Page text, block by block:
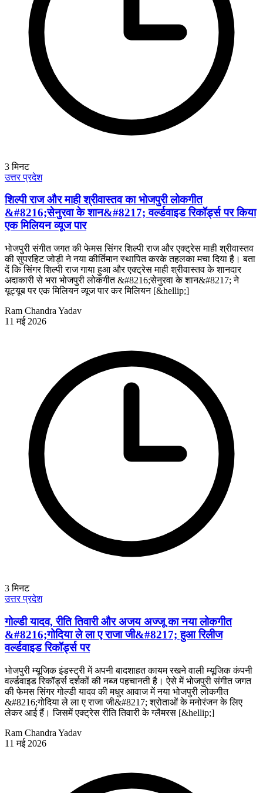
3मिनट
उत्तर प्रदेश
शिल्पी राज और माही श्रीवास्तव का भोजपुरी लोकगीत
&#8216;सेनुरवा के शान&#8217; वर्ल्डवाइड रिकॉर्ड्स पर किया
एक मिलियन व्यूज पार
भोजपुरी संगीत जगत की फेमस सिंगर शिल्पी राज और एक्ट्रेस माही श्रीवास्तव
की सुपरहिट जोड़ी ने नया कीर्तिमान स्थापित करके तहलका मचा दिया है। बता
दें कि सिंगर शिल्पी राज गाया हुआ और एक्ट्रेस माही श्रीवास्तव के शानदार
अदाकारी से भरा भोजपुरी लोकगीत &#8216;सेनुरवा के शान&#8217; ने
यूट्यूब पर एक मिलियन व्यूज पार कर मिलियन [&hellip;]
Ram Chandra Yadav
11 मई 2026
3मिनट
उत्तर प्रदेश
गोल्डी यादव, रीति तिवारी और अजय अज्जू का नया लोकगीत
&#8216;गोदिया ले ला ए राजा जी&#8217; हुआ रिलीज
वर्ल्डवाइड रिकॉर्ड्स पर
भोजपुरी म्यूजिक इंडस्ट्री में अपनी बादशाहत कायम रखने वाली म्यूजिक कंपनी
वर्ल्डवाइड रिकॉर्ड्स दर्शकों की नब्ज पहचानती है। ऐसे में भोजपुरी संगीत जगत
की फेमस सिंगर गोल्डी यादव की मधुर आवाज में नया भोजपुरी लोकगीत
&#8216;गोदिया ले ला ए राजा जी&#8217; श्रोताओं के मनोरंजन के लिए
लेकर आई हैं। जिसमें एक्ट्रेस रीति तिवारी के ग्लैमरस [&hellip;]
Ram Chandra Yadav
11 मई 2026